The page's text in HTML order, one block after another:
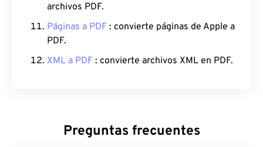
archivos PDF.
Páginas a PDF : convierte páginas de Apple a
PDF.
XML a PDF : convierte archivos XML en PDF.
Preguntas frecuentes